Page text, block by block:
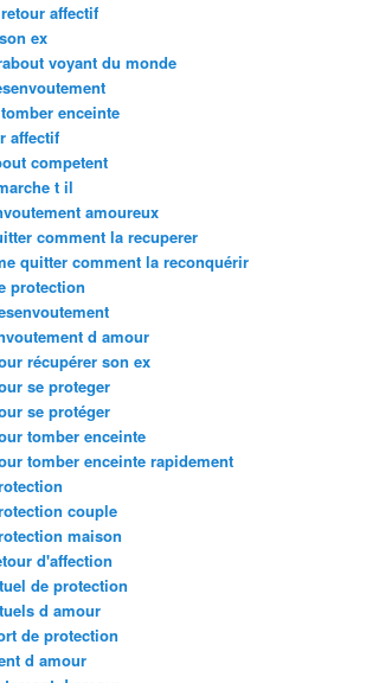
affectif
ex
voyant du monde
enceinte
affectif
competent
t il
amoureux
comment la recuperer
quitter comment la reconquérir
protection
d amour
récupérer son ex
se proteger
se protéger
tomber enceinte
tomber enceinte rapidement
couple
maison
d'affection
de protection
d amour
de protection
d amour